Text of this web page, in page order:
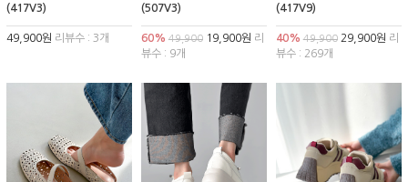
(417V3)
49,900원 리뷰수 : 3개
(507V3)
60% 49,90019,900원 리
뷰수 : 9개
(417V9)
40% 49,90029,900원 리
뷰수 : 269개